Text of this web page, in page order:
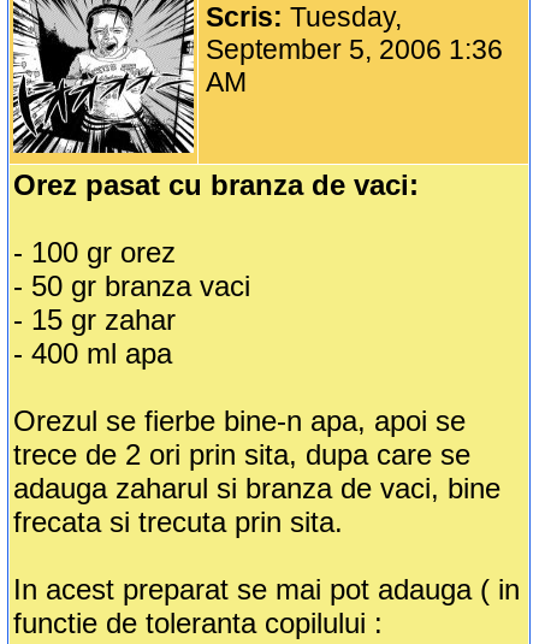
Scris:Tuesday,
September 5, 2006 1:36
AM
Orez pasat cu branza de vaci:
- 100 gr orez
- 50 gr branza vaci
- 15 gr zahar
- 400 ml apa
Orezul se fierbe bine-n apa, apoi se
trece de 2 ori prin sita, dupa care se
adauga zaharul si branza de vaci, bine
frecata si trecuta prin sita.
In acest preparat se mai pot adauga ( in
functie de toleranta copilului :